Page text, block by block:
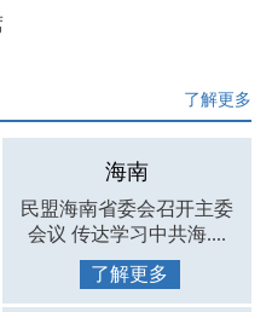
了解更多
海南
民盟海南省委会召开主委
会议 传达学习中共海....
了解更多